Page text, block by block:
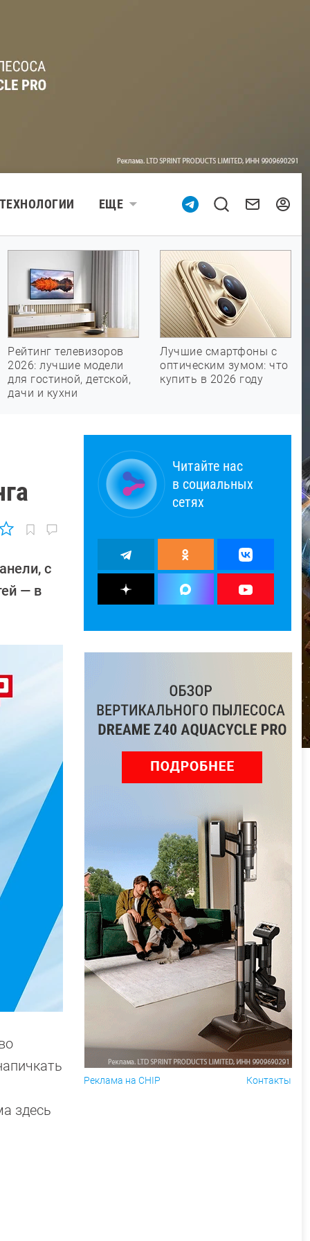
ТЕХНОЛОГИИ ЕЩЕ
Рейтинг телевизоров
2026: лучшие модели
для гостиной, детской,
дачи и кухни
Лучшие смартфоны с
оптическим зумом: что
купить в 2026 году
с
— в
здесь
Читайте нас
в социальных
сетях
Реклама на CHIP Контакты